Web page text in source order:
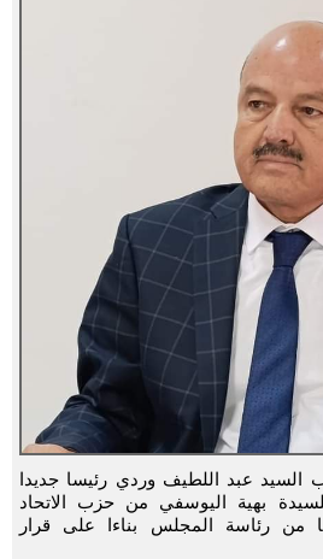
بهية اليوسفي من حزب الاتحاد
من رئاسة المجلس بناءا على قرار